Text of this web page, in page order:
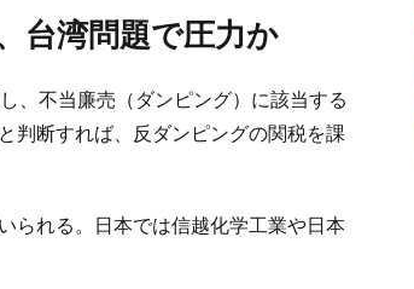
、台湾問題で圧力か
、不当廉売（ダンピング）に該当する
判断すれば、反ダンピングの関税を課
られる。日本では信越化学工業や日本